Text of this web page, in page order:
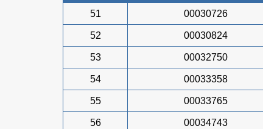
51 00030726
52 00030824
53 00032750
54 00033358
55 00033765
56 00034743